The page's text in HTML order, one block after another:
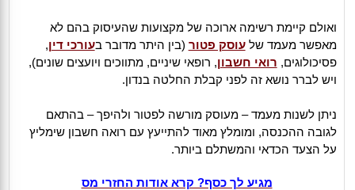
ואולם קיימת רשימה ארוכה של מקצועות שהעיסוק בהם לא
מאפשר מעמד שלעוסק פטור (בין היתר מדובר בעורכי דין,
פסיכולוגים, רואי חשבון, רופאי שיניים, מתווכים ויועצים שונים),
ויש לברר נושא זה לפני קבלת החלטה בנדון.
ניתן לשנות מעמד – מעוסק מורשה לפטור ולהיפך – בהתאם
לגובה ההכנסה, ומומלץ מאוד להתייעץ עם רואה חשבון שימליץ
על הצעד הכדאי והמשתלם ביותר.
מגיע לך כסף? קרא אודות החזרי מס